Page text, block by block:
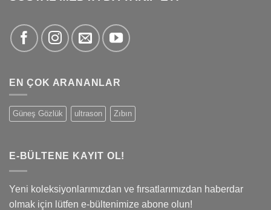
EN ÇOK ARANANLAR
Güneş Gözlük ultrason Zıbın
E-BÜLTENE KAYIT OL!
Yeni koleksiyonlarımızdan ve fırsatlarımızdan haberdar
olmak için lütfen e-bültenimize abone olun!